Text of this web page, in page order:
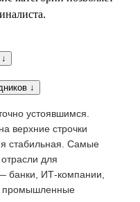
↓
устоявшимся.
верхние строчки
стабильная. Самые
для
банки, ИТ-компании,
промышленные